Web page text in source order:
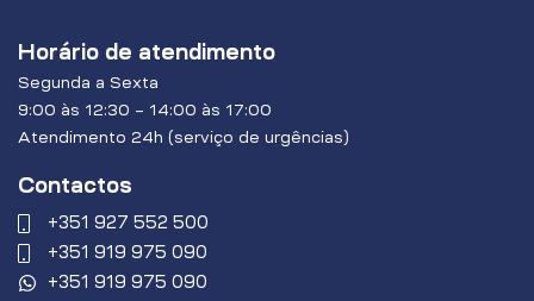
Horário de atendimento
Segunda a Sexta
9:00 às 12:30 – 14:00 às 17:00
Atendimento 24h (serviço de urgências)
Contactos
+351 927 552 500
+351 919 975 090
+351 919 975 090